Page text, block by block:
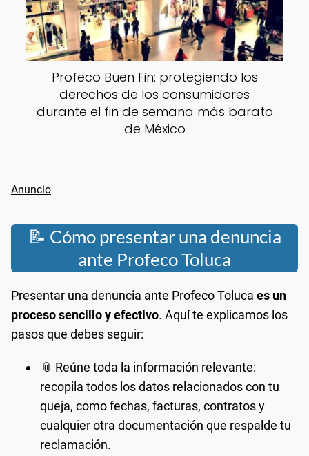
Profeco Buen Fin: protegiendo los
derechos de los consumidores
durante el fin de semana más barato
de México
📝 Cómo presentar una denuncia
ante Profeco Toluca
Presentar una denuncia ante Profeco Toluca es un
proceso sencillo y efectivo. Aquí te explicamos los
pasos que debes seguir:
📎 Reúne toda la información relevante:
recopila todos los datos relacionados con tu
queja, como fechas, facturas, contratos y
cualquier otra documentación que respalde tu
reclamación.